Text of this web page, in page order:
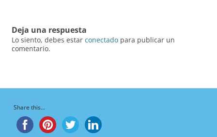
Deja una respuesta
Lo siento, debes estar conectado para publicar un
comentario.
Share this...